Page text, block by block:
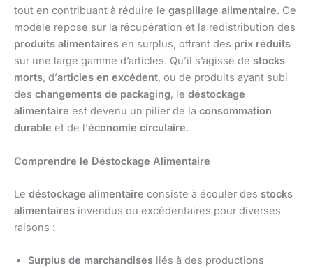
tout en contribuant à réduire le gaspillage alimentaire. Ce
modèle repose sur la récupération et la redistribution des
produits alimentaires en surplus, offrant des prix réduits
sur une large gamme d’articles. Qu’il s’agisse de stocks
morts, d’articles en excédent, ou de produits ayant subi
des changements de packaging, le déstockage
alimentaire est devenu un pilier de la consommation
durable et de l’économie circulaire.
Comprendre le Déstockage Alimentaire
Le déstockage alimentaire consiste à écouler des stocks
alimentaires invendus ou excédentaires pour diverses
raisons :
Surplus de marchandises liés à des productions